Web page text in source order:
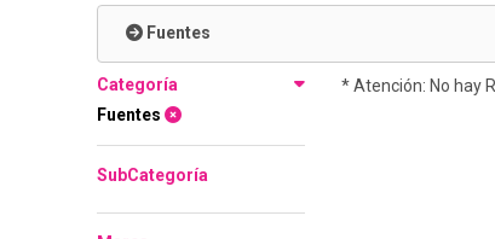
Fuentes
Categoría
Fuentes
SubCategoría
* Atención: No hay